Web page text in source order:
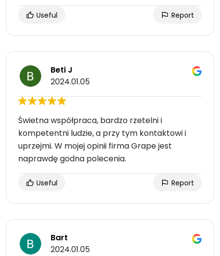
Useful Report
Beti J
2024.01.05
Świetna współpraca, bardzo rzetelni i
kompetentni ludzie, a przy tym kontaktowi i
uprzejmi. W mojej opinii firma Grape jest
naprawdę godna polecenia.
Useful Report
Bart
2024.01.05